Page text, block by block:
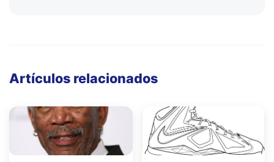
Artículos relacionados